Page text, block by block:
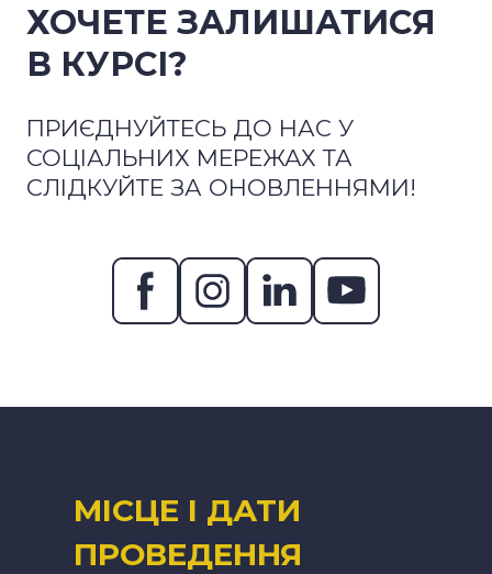
ХОЧЕТЕ ЗАЛИШАТИСЯ
В КУРСІ?
ПРИЄДНУЙТЕСЬ ДО НАС У
СОЦІАЛЬНИХ МЕРЕЖАХ ТА
СЛІДКУЙТЕ ЗА ОНОВЛЕННЯМИ!
МІСЦЕ І ДАТИ
ПРОВЕДЕННЯ